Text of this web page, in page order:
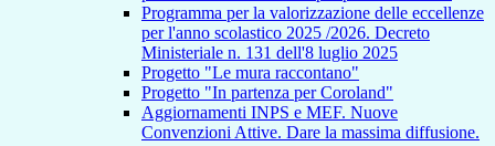
Programma per la valorizzazione delle eccellenze
per l'anno scolastico 2025 /2026. Decreto
Ministeriale n. 131 dell'8 luglio 2025
Progetto "Le mura raccontano"
Progetto "In partenza per Coroland"
Aggiornamenti INPS e MEF. Nuove
Convenzioni Attive. Dare la massima diffusione.